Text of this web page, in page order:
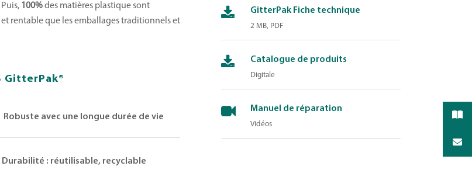
100%des matières plastique sont
rentable que les emballages traditionnels et
GitterPak®
Robuste avec une longue durée de vie
Durabilité : réutilisable, recyclable
GitterPak Fiche technique
2 MB, PDF
Catalogue de produits
Digitale
Manuel de réparation
Vidéos